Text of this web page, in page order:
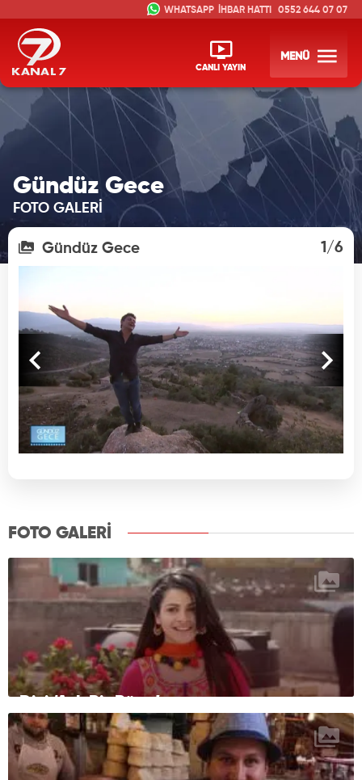
CANLI YAYIN
MENÜ
İHBAR HATTI 0552 644 07 07
Gündüz Gece
FOTO GALERİ
Gündüz Gece 1/6
FOTO GALERİ